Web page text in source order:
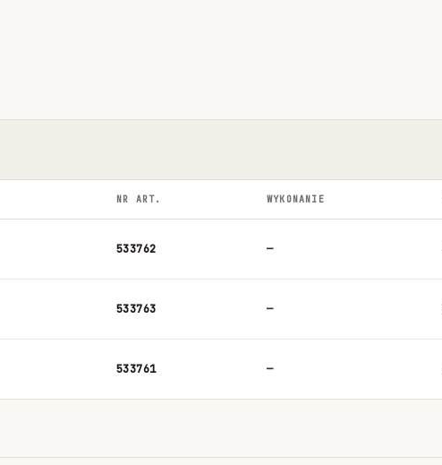
NR ART. WYKONANIE
533762 —
533763 —
533761 —